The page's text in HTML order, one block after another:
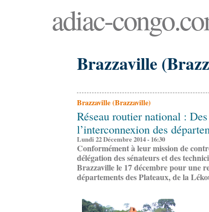
adiac-
Brazzaville
Brazzaville (Brazzaville)
Réseau routier national :
l’interconnexion des
Lundi 22 Décembre 2014 - 16:30
Conformément à leur mission de
délégation des sénateurs et des
Brazzaville le 17 décembre pour une
départements des Plateaux, de la